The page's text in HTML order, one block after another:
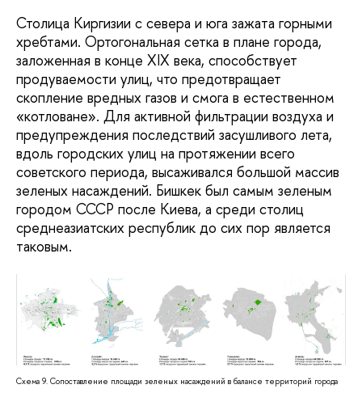
Столица Киргизии с севера и юга зажата горными
хребтами. Ортогональная сетка в плане города,
заложенная в конце XIX века, способствует
продуваемости улиц, что предотвращает
скопление вредных газов и смога в естественном
«котловане». Для активной фильтрации воздуха и
предупреждения последствий засушливого лета,
вдоль городских улиц на протяжении всего
советского периода, высаживался большой массив
зеленых насаждений. Бишкек был самым зеленым
городом СССР после Киева, а среди столиц
среднеазиатских республик до сих пор является
таковым.
Схема 9. Сопоставление площади зеленых насаждений в балансе территорий города